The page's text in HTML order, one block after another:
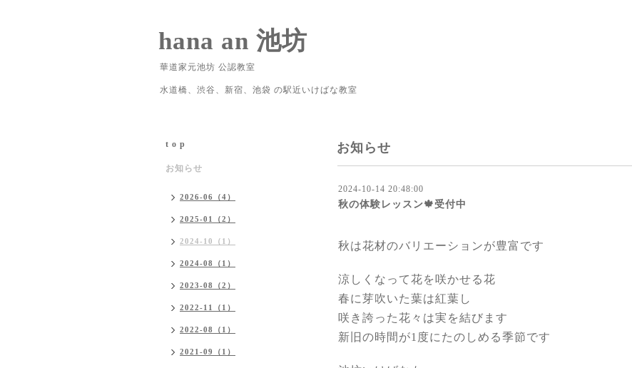
hana an 池坊
華道家元池坊 公認教室
水道橋、渋谷、新宿、池袋 の駅近いけばな教室
お知らせ
2024-10-14 20:48:00
秋の体験レッスン🍁受付中
秋は花材のバリエーションが豊富です
涼しくなって花を咲かせる花
春に芽吹いた葉は紅葉し
咲き誇った花々は実を結びます
新旧の時間が1度にたのしめる季節です
t o p
お知らせ
2026-06（4）
2025-01（2）
2024-10（1）
2024-08（1）
2023-08（2）
2022-11（1）
2022-08（1）
2021-09（1）